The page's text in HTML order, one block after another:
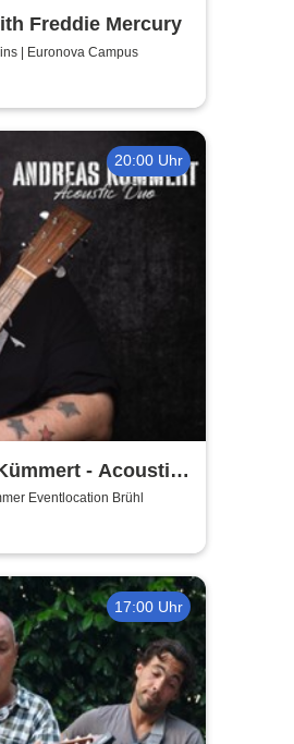
Freddie Mercury
| Euronova Campus
20:00 Uhr
- Acoustic
Eventlocation Brühl
17:00 Uhr